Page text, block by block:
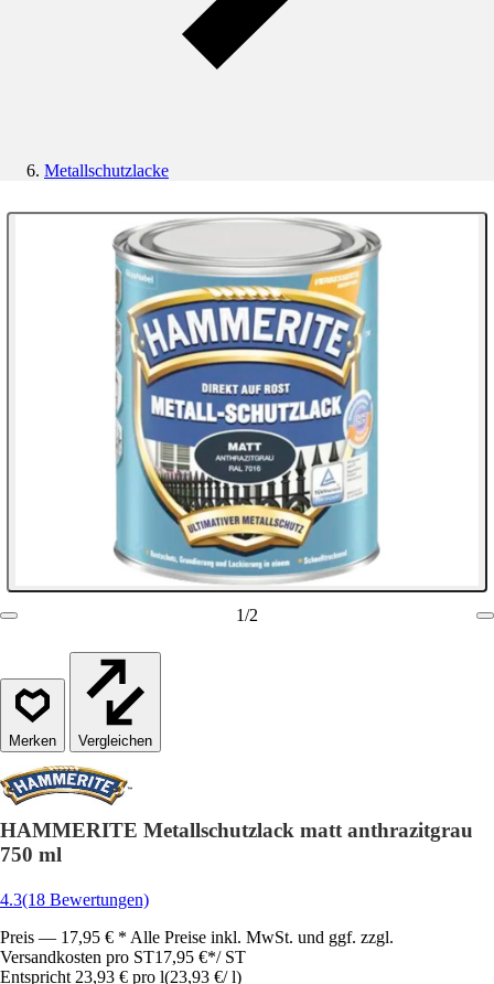
Metallschutzlacke
1/2
Vergleichen
HAMMERITE Metallschutzlack matt anthrazitgrau
750 ml
4.3(18 Bewertungen)
Preis — 17,95 € * Alle Preise inkl. MwSt. und ggf. zzgl.
Versandkosten pro ST17,95 €*/ ST
Entspricht 23,93 € pro l(23,93 €/ l)